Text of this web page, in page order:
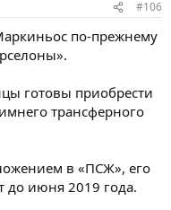
#106
по-прежнему
готовы приобрести
трансферного
в «ПСЖ», его
до июня 2019 года.